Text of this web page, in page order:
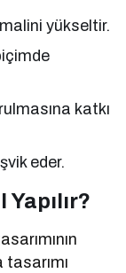
yükseltir.
katkı
eder.
Yapılır?